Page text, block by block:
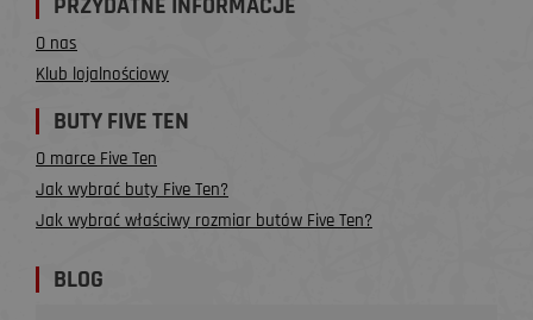
PRZYDATNE INFORMACJE
O nas
Klub lojalnościowy
BUTY FIVE TEN
O marce Five Ten
Jak wybrać buty Five Ten?
Jak wybrać właściwy rozmiar butów Five Ten?
BLOG